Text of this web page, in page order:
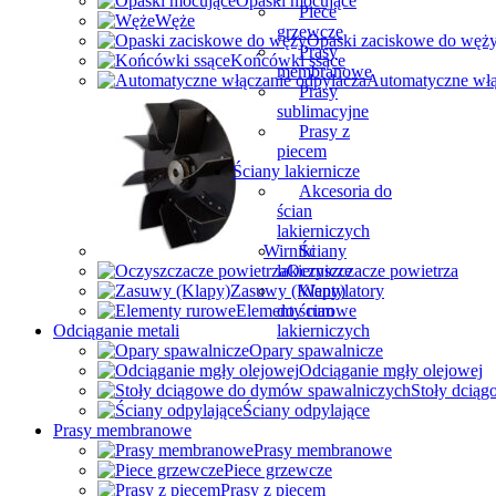
Piece
grzewcze
Prasy
membranowe
Prasy
sublimacyjne
Prasy z
piecem
Ściany lakiernicze
Akcesoria do
ścian
lakierniczych
Ściany
lakiernicze
Wentylatory
do ścian
lakierniczych
Wishlist
Porównać
Login / Register
Zamknij
No account yet?
Create an Account